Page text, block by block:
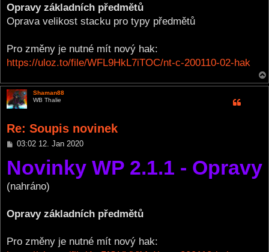
Opravy základních předmětů
Oprava velikost stacku pro typy předmětů
Pro změny je nutné mít nový hak:
https://uloz.to/file/WFL9HkL7iTOC/nt-c-200110-02-hak
Shaman88
WB Thalie
Re: Soupis novinek
P
s
t
03:02 12. Jan 2020
Novinky WP 2.1.1 - Opravy
(nahráno)
Opravy základních předmětů
Pro změny je nutné mít nový hak: